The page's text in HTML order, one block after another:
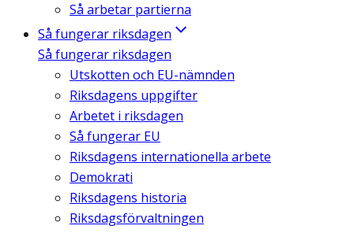
Så arbetar partierna
Så fungerar riksdagen
Så fungerar riksdagen
Utskotten och EU-nämnden
Riksdagens uppgifter
Arbetet i riksdagen
Så fungerar EU
Riksdagens internationella arbete
Demokrati
Riksdagens historia
Riksdagsförvaltningen